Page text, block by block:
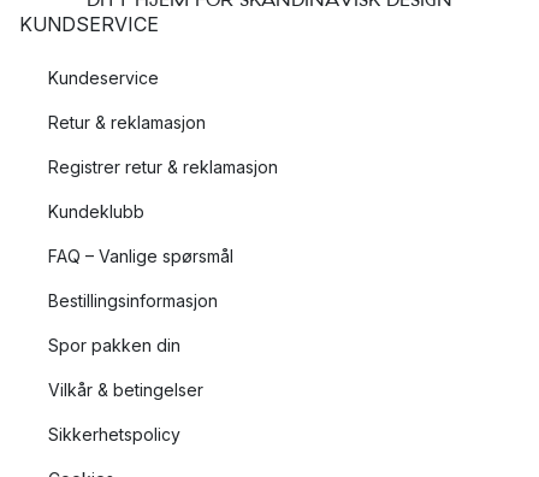
KUNDSERVICE
Kundeservice
Retur & reklamasjon
Registrer retur & reklamasjon
Kundeklubb
FAQ – Vanlige spørsmål
Bestillingsinformasjon
Spor pakken din
Vilkår & betingelser
Sikkerhetspolicy